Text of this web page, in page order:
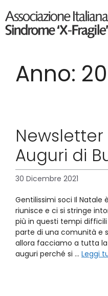
Anno:
Newsletter
Auguri di
30 Dicembre 2021
Gentilissimi soci Il Natale
riunisce e ci si stringe
più in questi tempi
parte di una comunità e
allora facciamo a tutta la
auguri perché si … Leggi